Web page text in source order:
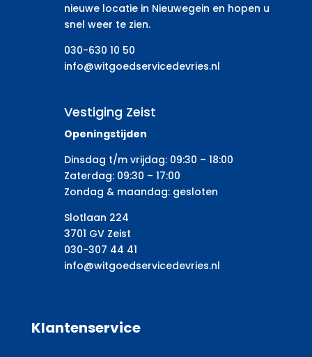
nieuwe locatie in Nieuwegein en hopen u
snel weer te zien.
030-630 10 50
info@witgoedservicedevries.nl
Vestiging Zeist
Openingstijden
Dinsdag t/m vrijdag: 09:30 – 18:00
Zaterdag: 09:30 – 17:00
Zondag & maandag: gesloten
Slotlaan 224
3701 GV Zeist
030-307 44 41
info@witgoedservicedevries.nl
Klantenservice